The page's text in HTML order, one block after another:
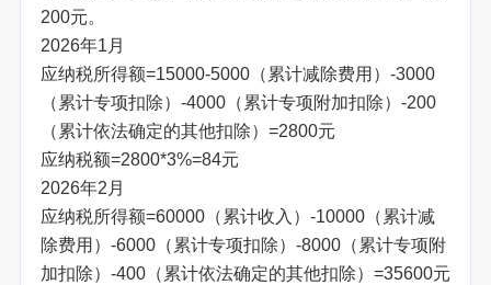
200元。
2026年1月
应纳税所得额=15000-5000（累计减除费用）-3000
（累计专项扣除）-4000（累计专项附加扣除）-200
（累计依法确定的其他扣除）=2800元
应纳税额=2800*3%=84元
2026年2月
应纳税所得额=60000（累计收入）-10000（累计减
除费用）-6000（累计专项扣除）-8000（累计专项附
加扣除）-400（累计依法确定的其他扣除）=35600元